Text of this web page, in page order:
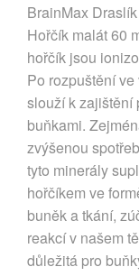
BrainMax
Hořčík malát 60
hořčík jsou
Po rozpuštění
slouží k zajištění
buňkami.
zvýšenou
tyto minerály
hořčíkem ve
buněk a tkání,
reakcí v našem
důležitá pro